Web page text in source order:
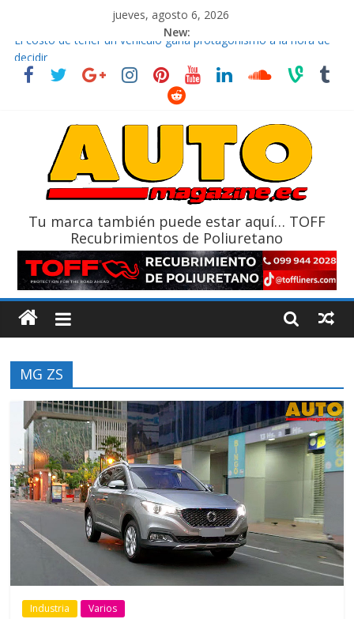
jueves, agosto 6, 2026
New:
El costo de tener un vehículo gana protagonismo a la hora de
decidir
Ultima película ‘Spider‑Man: Brand New Day’ pone en escena a
La Vuelta al Ecuador 2026, edición 47ª, recorre 7 provincias en 8
La FEDAK recibe 12 Sinotruk Bolden para cubrir las rutas de La
Tu marca también puede estar aquí… TOFF
Recubrimientos de Poliuretano
MG ZS
Industria Varios